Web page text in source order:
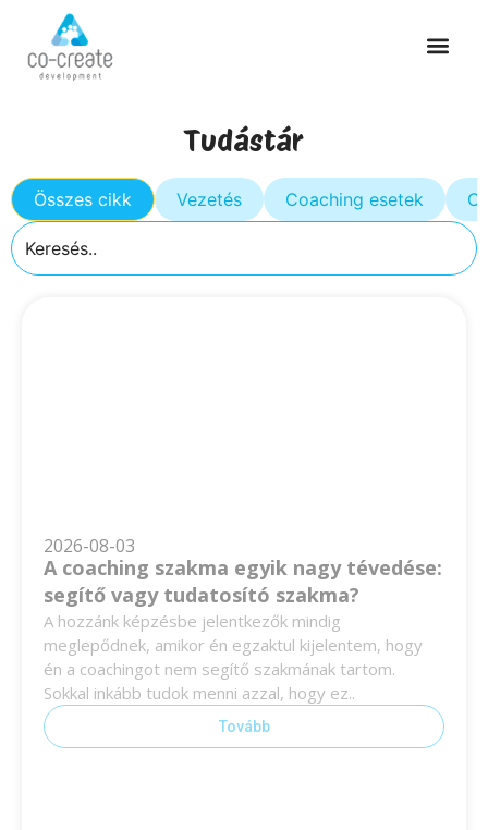
Tudástár
Összes cikk Vezetés Coaching esetek
2026-08-03
A coaching szakma egyik nagy tévedése:
segítő vagy tudatosító szakma?
A hozzánk képzésbe jelentkezők mindig
meglepődnek, amikor én egzaktul kijelentem, hogy
én a coachingot nem segítő szakmának tartom.
Sokkal inkább tudok menni azzal, hogy ez..
Tovább